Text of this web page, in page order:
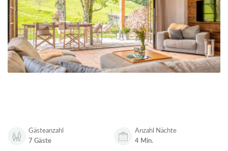
Gästeanzahl
7 Gäste
Anzahl Nächte
4 Min.